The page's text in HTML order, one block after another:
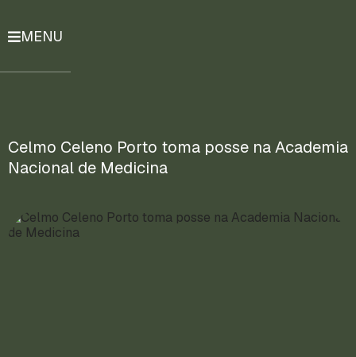
Currículo
Mais
MENU
Celmo Celeno Porto toma posse na Academia
Nacional de Medicina